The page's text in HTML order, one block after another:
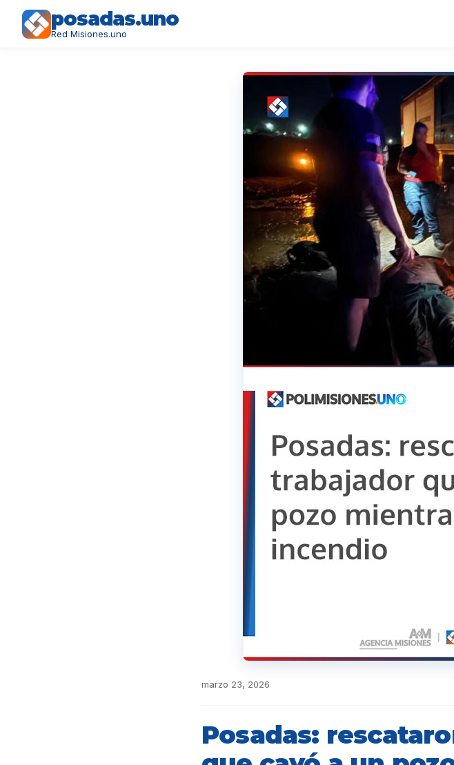
posadas.uno
Red Misiones.uno
marzo 23, 2026
Posadas: